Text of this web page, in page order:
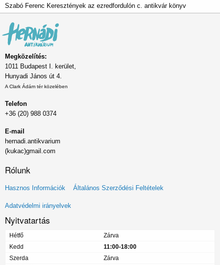
Szabó Ferenc Keresztények az ezredfordulón c. antikvár könyv
Megközelítés:
1011 Budapest I. kerület,
Hunyadi János út 4.
A Clark Ádám tér közelében
Telefon
+36 (20) 988 0374
E-mail
hernadi.antikvarium
(kukac)gmail.com
Rólunk
Lábléc
menü
Hasznos Információk Általános Szerződési Feltételek
Adatvédelmi irányelvek
Nyitvatartás
Hétfő
Zárva
Kedd
11:00-18:00
Szerda
Zárva